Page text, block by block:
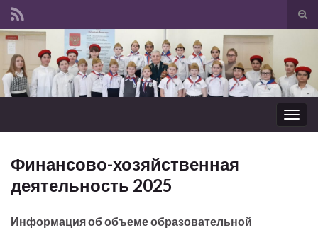
Вкл/
Search for:
Вкл/
выкл
Финансово-хозяйственная
деятельность 2025
Информация об объеме образовательной